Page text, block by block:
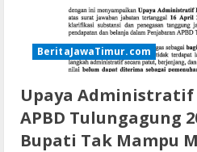
BeritaJawaTimur.com
Upaya Administratif
APBD Tulungagung
Bupati Tak Mampu